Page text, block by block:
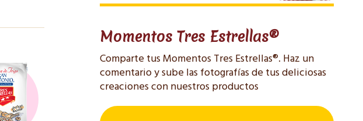
Momentos Tres Estrellas®
Comparte tus Momentos Tres Estrellas®. Haz un
comentario y sube las fotografías de tus deliciosas
creaciones con nuestros productos